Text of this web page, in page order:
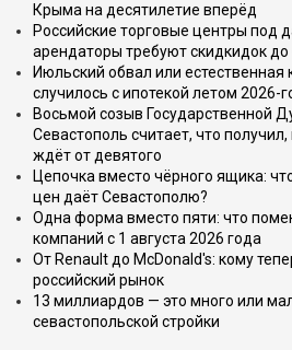
Крыма на десятилетие вперёд
Российские торговые центры под
арендаторы требуют скидкидок до
Июльский обвал или естественная
случилось с ипотекой летом 2026-
Восьмой созыв Государственной
Севастополь считает, что
ждёт от девятого
Цепочка вместо чёрного ящика:
цен даёт Севастополю?
Одна форма вместо пяти: что
компаний с 1 августа 2026 года
От Renault до McDonald's: кому
российский рынок
13 миллиардов — это много или
севастопольской стройки